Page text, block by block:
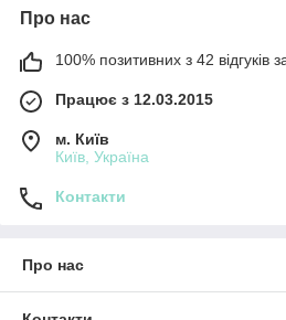
Про нас
100% позитивних з 42 відгуків
Працює з 12.03.2015
м. Київ
Київ, Україна
Контакти
Про нас